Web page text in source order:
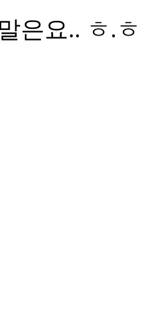
은요.. ㅎ.ㅎ